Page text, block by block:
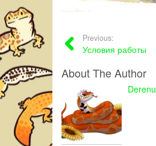
Previous:
Условия работы
About The Author
Derenu